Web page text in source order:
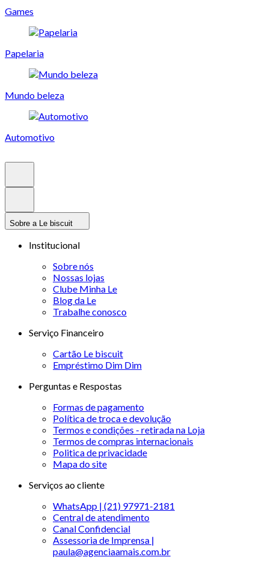
Games
Papelaria
Mundo beleza
Automotivo
Sobre a Le biscuit
Institucional
Sobre nós
Nossas lojas
Clube Minha Le
Blog da Le
Trabalhe conosco
Serviço Financeiro
Cartão Le biscuit
Empréstimo Dim Dim
Perguntas e Respostas
Formas de pagamento
Política de troca e devolução
Termos e condições - retirada na Loja
Termos de compras internacionais
Politica de privacidade
Mapa do site
Serviços ao cliente
WhatsApp | (21) 97971-2181
Central de atendimento
Canal Confidencial
Assessoria de Imprensa |
paula@agenciaamais.com.br